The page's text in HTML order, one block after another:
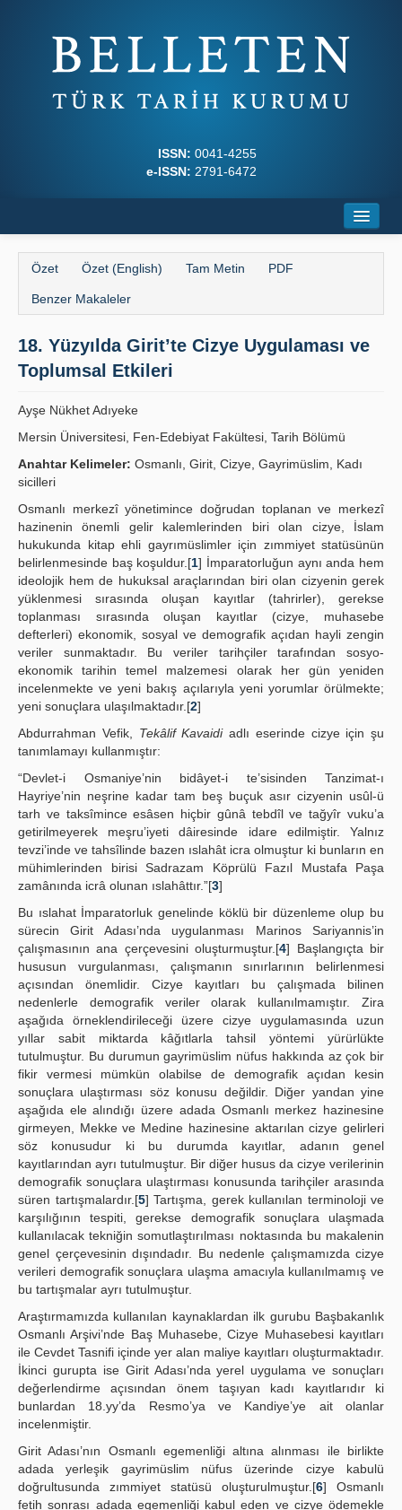
ISSN: 0041-4255
e-ISSN: 2791-6472
Dergi Kurulları
Yazım Kuralları
Kılavuzlar
Özet Özet (English) Tam Metin PDF
Benzer Makaleler
18. Yüzyılda Girit’te Cizye Uygulaması ve
Toplumsal Etkileri
Ayşe Nükhet Adıyeke
Mersin Üniversitesi, Fen-Edebiyat Fakültesi, Tarih Bölümü
Anahtar Kelimeler: Osmanlı, Girit, Cizye, Gayrimüslim, Kadı
sicilleri
Osmanlı merkezî yönetimince doğrudan toplanan ve merkezî
hazinenin önemli gelir kalemlerinden biri olan cizye, İslam
hukukunda kitap ehli gayrımüslimler için zımmiyet statüsünün
belirlenmesinde baş koşuldur.[1] İmparatorluğun aynı anda hem
ideolojik hem de hukuksal araçlarından biri olan cizyenin gerek
yüklenmesi sırasında oluşan kayıtlar (tahrirler), gerekse
toplanması sırasında oluşan kayıtlar (cizye, muhasebe
defterleri) ekonomik, sosyal ve demografik açıdan hayli zengin
veriler sunmaktadır. Bu veriler tarihçiler tarafından sosyo-
ekonomik tarihin temel malzemesi olarak her gün yeniden
incelenmekte ve yeni bakış açılarıyla yeni yorumlar örülmekte;
yeni sonuçlara ulaşılmaktadır.[2]
Abdurrahman Vefik, Tekâlif Kavaidiadlı eserinde cizye için şu
tanımlamayı kullanmıştır:
“Devlet-i Osmaniye’nin bidâyet-i te’sisinden Tanzimat-ı
Hayriye’nin neşrine kadar tam beş buçuk asır cizyenin usûl-ü
tarh ve taksîmince esâsen hiçbir gûnâ tebdîl ve tağyîr vuku’a
getirilmeyerek meşru’iyeti dâiresinde idare edilmiştir. Yalnız
tevzi’inde ve tahsîlinde bazen ıslahât icra olmuştur ki bunların en
mühimlerinden birisi Sadrazam Köprülü Fazıl Mustafa Paşa
zamânında icrâ olunan ıslahâttır.”[3]
Bu ıslahat İmparatorluk genelinde köklü bir düzenleme olup bu
sürecin Girit Adası’nda uygulanması Marinos Sariyannis’in
çalışmasının ana çerçevesini oluşturmuştur.[4] Başlangıçta bir
hususun vurgulanması, çalışmanın sınırlarının belirlenmesi
açısından önemlidir. Cizye kayıtları bu çalışmada bilinen
nedenlerle demografik veriler olarak kullanılmamıştır. Zira
aşağıda örneklendirileceği üzere cizye uygulamasında uzun
yıllar sabit miktarda kâğıtlarla tahsil yöntemi yürürlükte
tutulmuştur. Bu durumun gayrimüslim nüfus hakkında az çok bir
fikir vermesi mümkün olabilse de demografik açıdan kesin
sonuçlara ulaştırması söz konusu değildir. Diğer yandan yine
aşağıda ele alındığı üzere adada Osmanlı merkez hazinesine
girmeyen, Mekke ve Medine hazinesine aktarılan cizye gelirleri
söz konusudur ki bu durumda kayıtlar, adanın genel
kayıtlarından ayrı tutulmuştur. Bir diğer husus da cizye verilerinin
demografik sonuçlara ulaştırması konusunda tarihçiler arasında
süren tartışmalardır.[5] Tartışma, gerek kullanılan terminoloji ve
karşılığının tespiti, gerekse demografik sonuçlara ulaşmada
kullanılacak tekniğin somutlaştırılması noktasında bu makalenin
genel çerçevesinin dışındadır. Bu nedenle çalışmamızda cizye
verileri demografik sonuçlara ulaşma amacıyla kullanılmamış ve
bu tartışmalar ayrı tutulmuştur.
Araştırmamızda kullanılan kaynaklardan ilk gurubu Başbakanlık
Osmanlı Arşivi’nde Baş Muhasebe, Cizye Muhasebesi kayıtları
ile Cevdet Tasnifi içinde yer alan maliye kayıtları oluşturmaktadır.
İkinci gurupta ise Girit Adası’nda yerel uygulama ve sonuçları
değerlendirme açısından önem taşıyan kadı kayıtlarıdır ki
bunlardan 18.yy’da Resmo’ya ve Kandiye’ye ait olanlar
incelenmiştir.
Girit Adası’nın Osmanlı egemenliği altına alınması ile birlikte
adada yerleşik gayrimüslim nüfus üzerinde cizye kabulü
doğrultusunda zımmiyet statüsü oluşturulmuştur.[6] Osmanlı
fetih sonrası adada egemenliği kabul eden ve cizye ödemekle